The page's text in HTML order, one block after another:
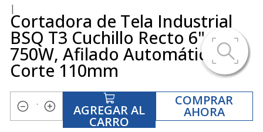
|
Cortadora de Tela Industrial
BSQ T3 Cuchillo Recto 6" –
750W, Afilado Automático,
Corte 110mm
Cantidad AGREGAR AL
CARRO
COMPRAR
AHORA